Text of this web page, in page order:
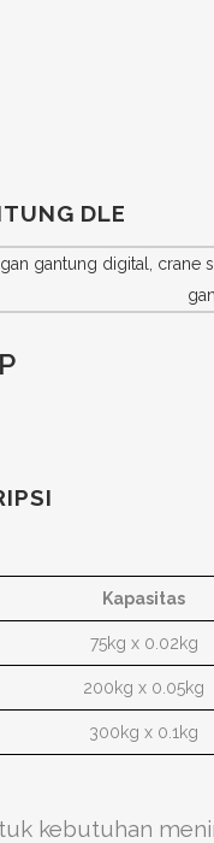
DLE
Kapasitas
75kg x 0.02kg
200kg x 0.05kg
300kg x 0.1kg
kebutuhan